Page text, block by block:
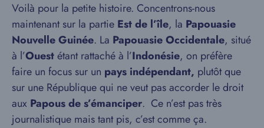
Voilà pour la petite histoire. Concentrons-nous
maintenant sur la partie Est de l’île, la Papouasie
Nouvelle Guinée. La Papouasie Occidentale, situé
à l’Ouestétant rattaché à l’Indonésie, on préfère
faire un focus sur un pays indépendant, plutôt que
sur une République qui ne veut pas accorder le droit
aux Papous de s’émanciper. Ce n’est pas très
journalistique mais tant pis, c’est comme ça.